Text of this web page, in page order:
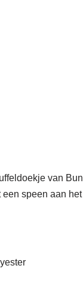
van
een speen aan